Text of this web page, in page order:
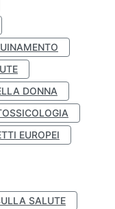
DONNA
EUROPEI
SALUTE